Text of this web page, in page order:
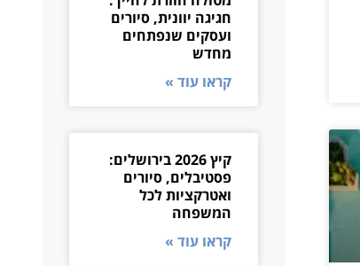
חגיגה יוונית, סיורים
ועסקים שנפתחים
מחדש
קראו עוד »
קיץ 2026 בירושלים:
פסטיבלים, סיורים
ואטרקציות לכל
המשפחה
קראו עוד »